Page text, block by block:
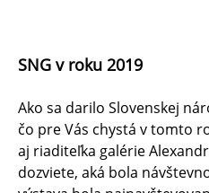
SNG v roku 2019
Ako sa darilo Slovenskej
čo pre Vás chystá v tomto
aj riaditeľka galérie
dozviete, aká bola